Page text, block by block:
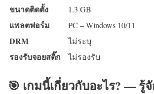
ขนาดติดตั้ง 1.3 GB
แพลตฟอร์ม PC – Windows 10/11
DRM ไม่ระบุ
รองรับจอยสติ๊ก ไม่รองรับ
🎯 เกมนี้เกี่ยวกับอะไร? — รู้